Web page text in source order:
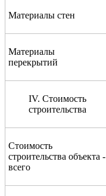
Материалы стен
Материалы
перекрытий
IV. Стоимость
строительства
Стоимость
строительства объекта -
всего